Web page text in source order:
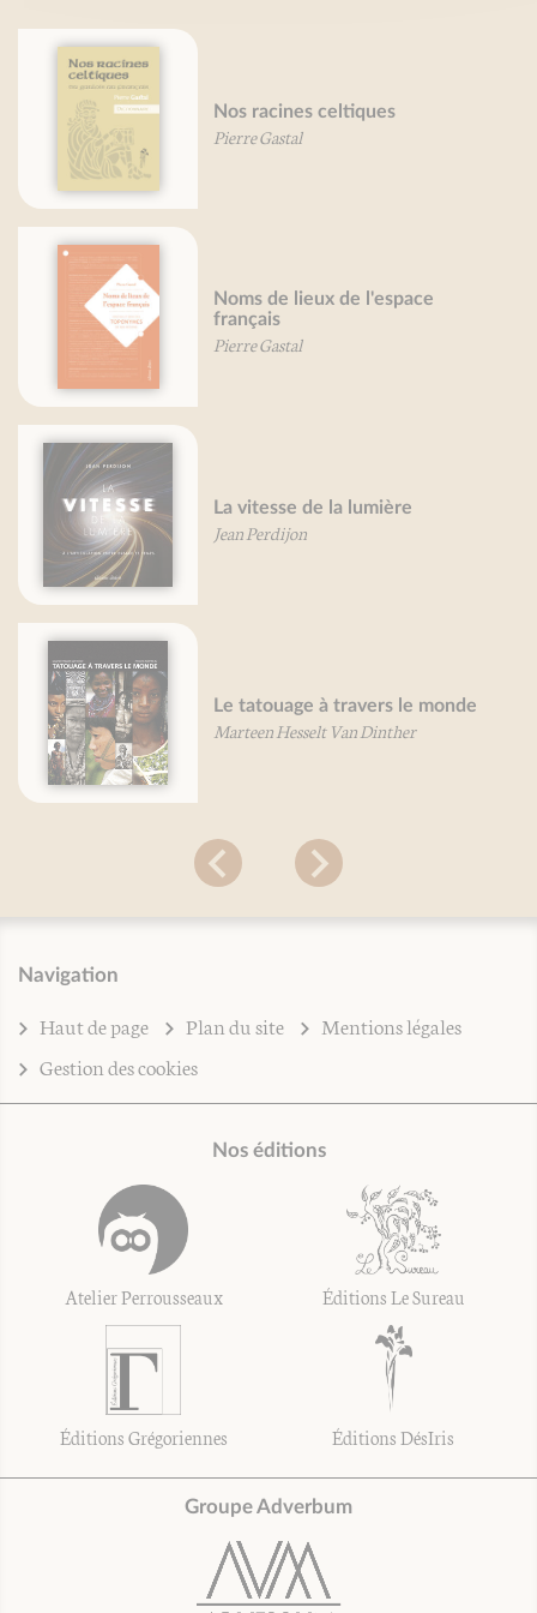
Nos racines celtiques
Pierre Gastal
Noms de lieux de l'espace
français
Pierre Gastal
La vitesse de la lumière
Jean Perdijon
Le tatouage à travers le monde
Marteen Hesselt Van Dinther
Navigation
Haut de page Plan du site
Mentions légales
Gestion des cookies
Nos éditions
Atelier Perrousseaux Éditions Le Sureau
Éditions Grégoriennes Éditions DésIris
Groupe Adverbum